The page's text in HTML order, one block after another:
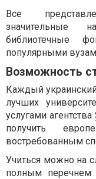
Все
значительные
библиотечные
популярными
Возможность
Каждый
лучших
услугами агентства
получить
востребованным
Учиться можно на
полным перечнем